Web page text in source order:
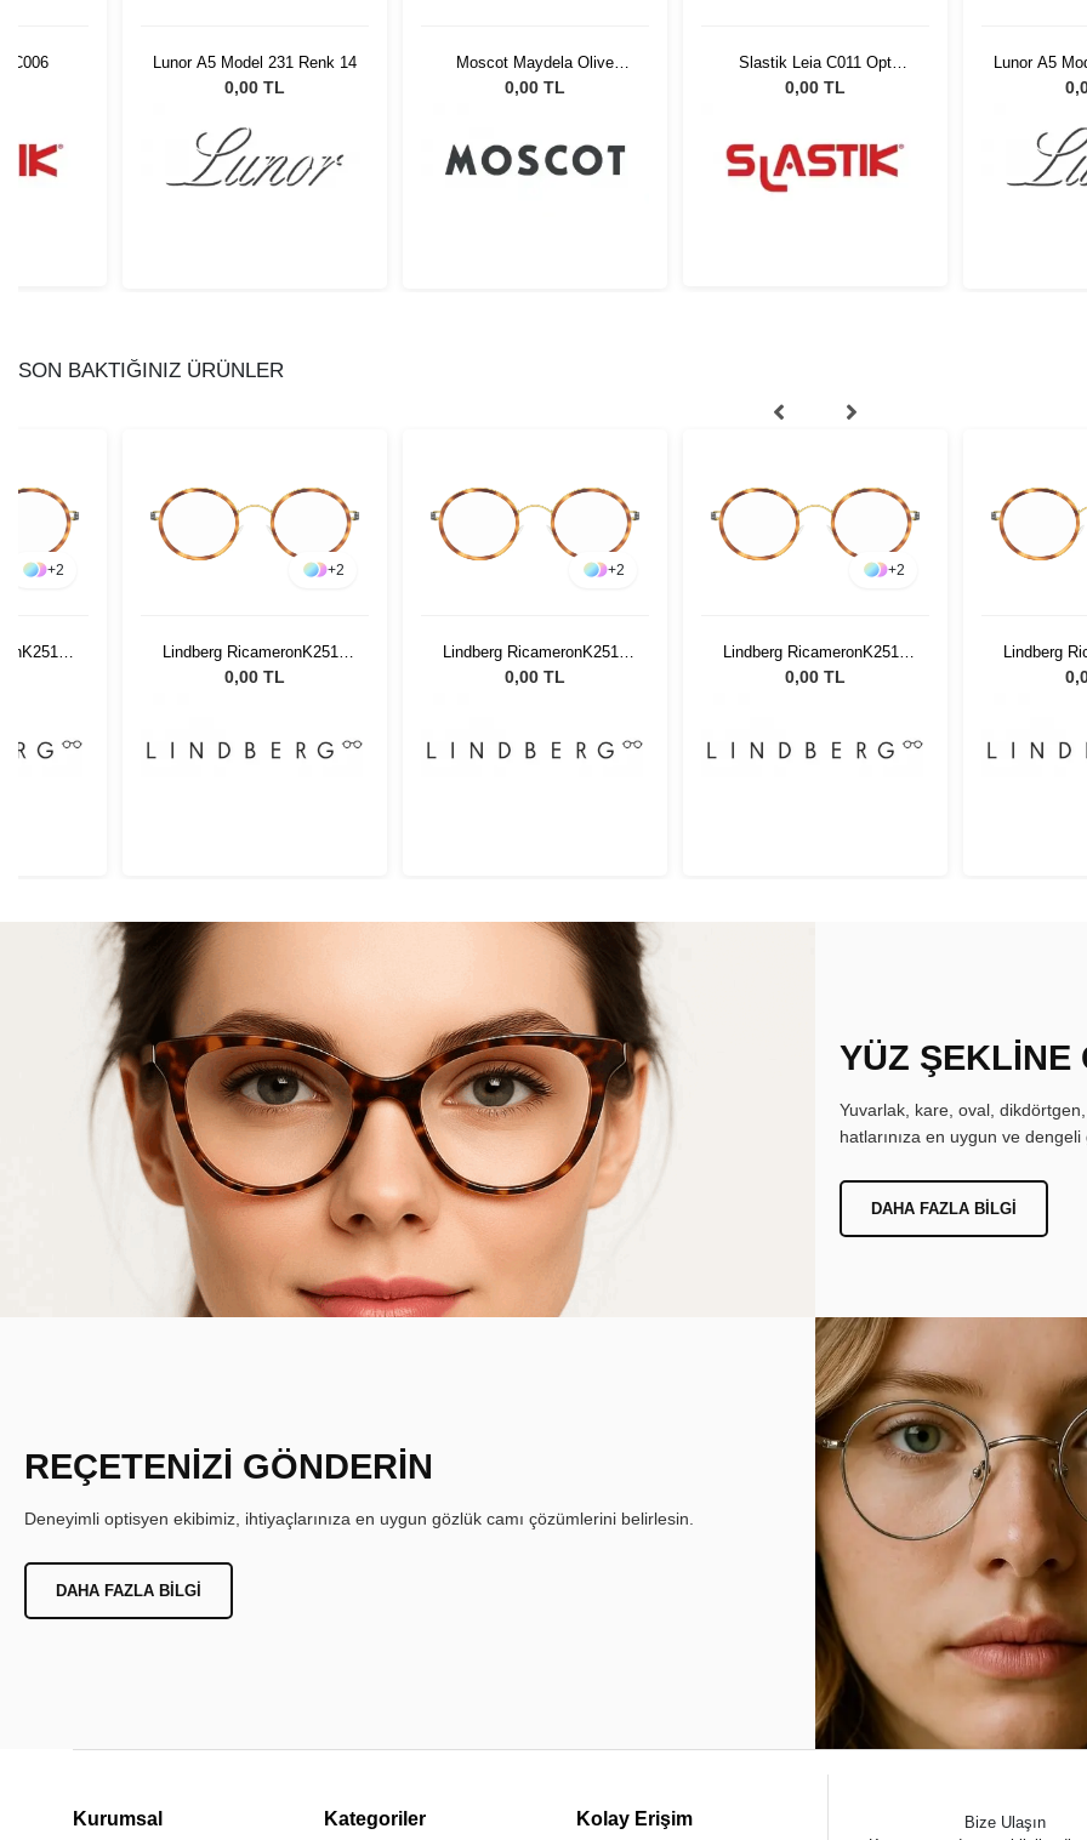
C006 Lunor A5 Model 231 Renk 14
0,00 TL
Moscot Maydela Olive
Brown 46 1509-01
0,00 TL
Slastik Leia C011 Opt
1054902
0,00 TL
Lunor A5
SON BAKTIĞINIZ ÜRÜNLER
+2 +2
Lindberg RicameronK2510
46 135
0,00 TL
+2
Lindberg RicameronK2510
46 135
0,00 TL
+2
Lindberg RicameronK2510
46 135
0,00 TL
Lindberg
YÜZ ŞEKLİNE
Yuvarlak, kare, oval,
hatlarınıza en uygun ve
DAHA FAZLA BILGI
REÇETENİZİ GÖNDERİN
Deneyimli optisyen ekibimiz, ihtiyaçlarınıza en uygun gözlük camı çözümlerini belirlesin.
DAHA FAZLA BILGI
Kurumsal Kategoriler Kolay Erişim
Bize Ulaşın